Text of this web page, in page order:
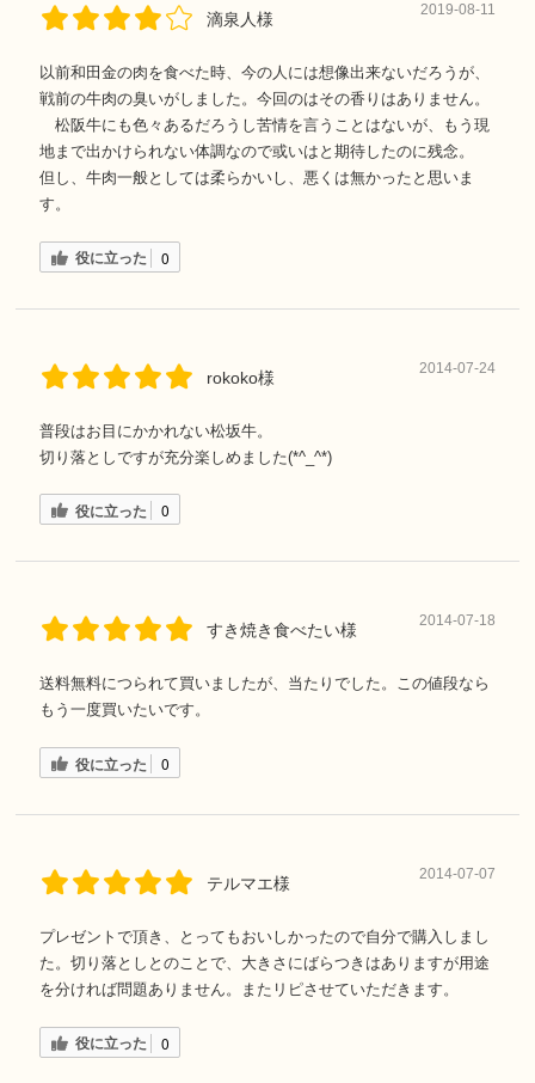
滴泉人様 2019-08-11
以前和田金の肉を食べた時、今の人には想像出来ないだろうが、
戦前の牛肉の臭いがしました。今回のはその香りはありません。
松阪牛にも色々あるだろうし苦情を言うことはないが、もう現
地まで出かけられない体調なので或いはと期待したのに残念。
但し、牛肉一般としては柔らかいし、悪くは無かったと思いま
す。
役に立った 0
rokoko様 2014-07-24
普段はお目にかかれない松坂牛。
切り落としですが充分楽しめました(*^_^*)
役に立った 0
すき焼き食べたい様 2014-07-18
送料無料につられて買いましたが、当たりでした。この値段なら
もう一度買いたいです。
役に立った 0
テルマエ様 2014-07-07
プレゼントで頂き、とってもおいしかったので自分で購入しまし
た。切り落としとのことで、大きさにばらつきはありますが用途
を分ければ問題ありません。またリピさせていただきます。
役に立った 0